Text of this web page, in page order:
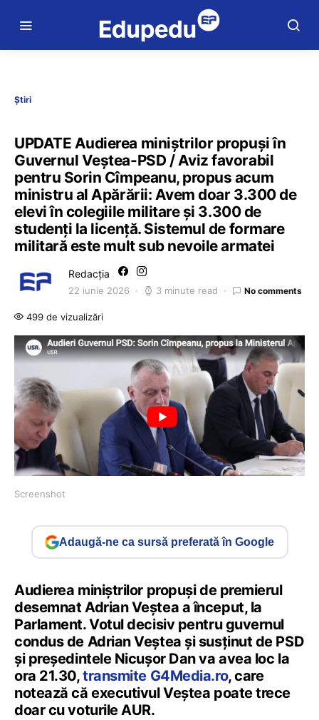
Știri
UPDATE Audierea miniștrilor propuși în
Guvernul Veștea-PSD / Aviz favorabil
pentru Sorin Cîmpeanu, propus acum
ministru al Apărării: Avem doar 3.300 de
elevi în colegiile militare și 3.300 de
studenți la licență. Sistemul de formare
militară este mult sub nevoile armatei
Redacția
22 iunie 2026 3 minute read No comments
499 de vizualizări
Screenshot
Adaugă-ne ca sursă preferată în Google
Audierea miniștrilor propuși de premierul
desemnat Adrian Veștea a început, la
Parlament. Votul decisiv pentru guvernul
condus de Adrian Veștea și susținut de PSD
și președintele Nicușor Dan va avea loc la
ora 21.30,transmite G4Media.ro, care
notează că executivul Veștea poate trece
doar cu voturile AUR.